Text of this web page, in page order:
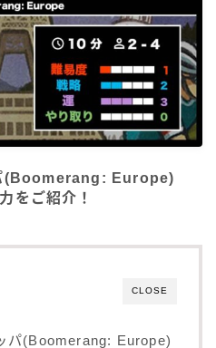
(Boomerang: Europe)
をご紹介！
CLOSE
パ(Boomerang: Europe)